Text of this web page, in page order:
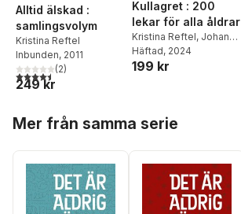
Alltid älskad :
samlingsvolym
Kristina Reftel
Inbunden, 2011
4,5utav 5 stjärnor. Totalt antal röster:
(2)
249 kr
Kullagret : 200
lekar för alla åldrar
Kristina Reftel, Johan
Reftel,Henrik Brosché
Häftad, 2024
199 kr
Mer från samma serie